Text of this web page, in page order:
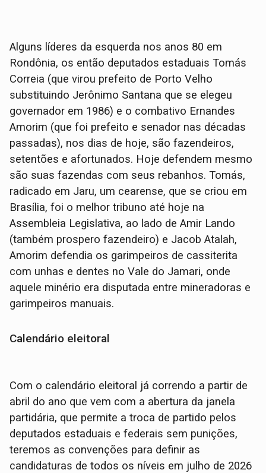
Alguns líderes da esquerda nos anos 80 em
Rondônia, os então deputados estaduais Tomás
Correia (que virou prefeito de Porto Velho
substituindo Jerônimo Santana que se elegeu
governador em 1986) e o combativo Ernandes
Amorim (que foi prefeito e senador nas décadas
passadas), nos dias de hoje, são fazendeiros,
setentões e afortunados. Hoje defendem mesmo
são suas fazendas com seus rebanhos. Tomás,
radicado em Jaru, um cearense, que se criou em
Brasília, foi o melhor tribuno até hoje na
Assembleia Legislativa, ao lado de Amir Lando
(também prospero fazendeiro) e Jacob Atalah,
Amorim defendia os garimpeiros de cassiterita
com unhas e dentes no Vale do Jamari, onde
aquele minério era disputada entre mineradoras e
garimpeiros manuais.
Calendário eleitoral
Com o calendário eleitoral já correndo a partir de
abril do ano que vem com a abertura da janela
partidária, que permite a troca de partido pelos
deputados estaduais e federais sem punições,
teremos as convenções para definir as
candidaturas de todos os níveis em julho de 2026